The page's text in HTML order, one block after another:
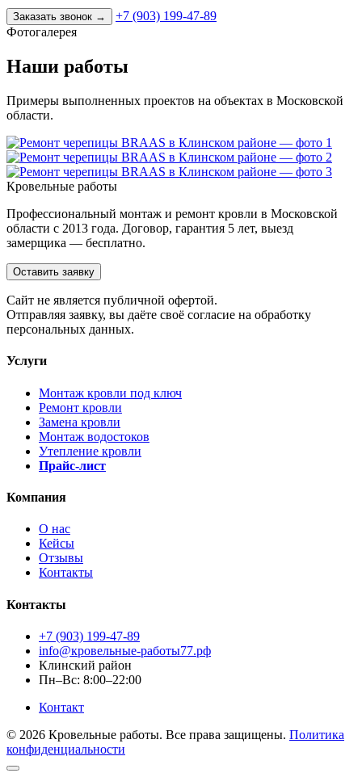
Заказать звонок →
+7 (903) 199-47-89
Фотогалерея
Наши работы
Примеры выполненных проектов на объектах в Московской
области.
Кровельные работы
Профессиональный монтаж и ремонт кровли в Московской
области с 2013 года. Договор, гарантия 5 лет, выезд
замерщика — бесплатно.
Оставить заявку
Cайт не является публичной офертой.
Отправляя заявку, вы даёте своё согласие на обработку
персональных данных.
Услуги
Монтаж кровли под ключ
Ремонт кровли
Замена кровли
Монтаж водостоков
Утепление кровли
Прайс-лист
Компания
О нас
Кейсы
Отзывы
Контакты
Контакты
+7 (903) 199-47-89
info@кровельные-работы77.рф
Клинский район
Пн–Вс: 8:00–22:00
Контакт
© 2026 Кровельные работы. Все права защищены. Политика
конфиденциальности